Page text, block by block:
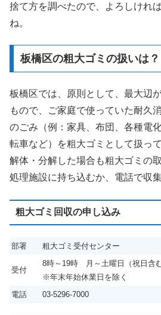
捨て方を調べたので、よろしけれ
ね。
板橋区の粗大ゴミの扱いは？
板橋区では、原則として、最大辺
もので、ご家庭で使っていた耐久
のごみ（例：家具、布団、各種電
転車など）を粗大ゴミとして扱って
解体・分解した場合も粗大ゴミの
処理施設に持ち込むか、電話で収
粗大ゴミ回収の申し込み
部署 粗大ゴミ受付センター
受付
8時～19時 月～土曜日（祝日含む
※年末年始休業日を除く
電話
03-5296-7000